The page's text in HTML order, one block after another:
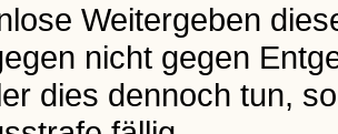
Weitergeben
nicht gegen
dies dennoch tun,